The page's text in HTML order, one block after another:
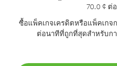
70.0 ¢ ต่
ซื้อแพ็คเกจเครดิตหรือแพ็คเกจ
ต่อนาทีที่ถูกที่สุดสำหรับก